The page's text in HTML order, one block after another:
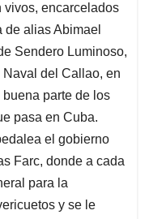
vivos, encarcelados
alias Abimael
Sendero Luminoso,
del Callao, en
parte de los
pasa en Cuba.
el gobierno
Farc, donde a cada
para la
y se le